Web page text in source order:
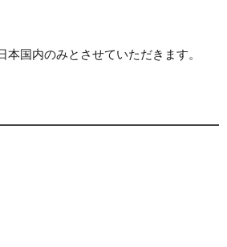
国内のみとさせていただきます。